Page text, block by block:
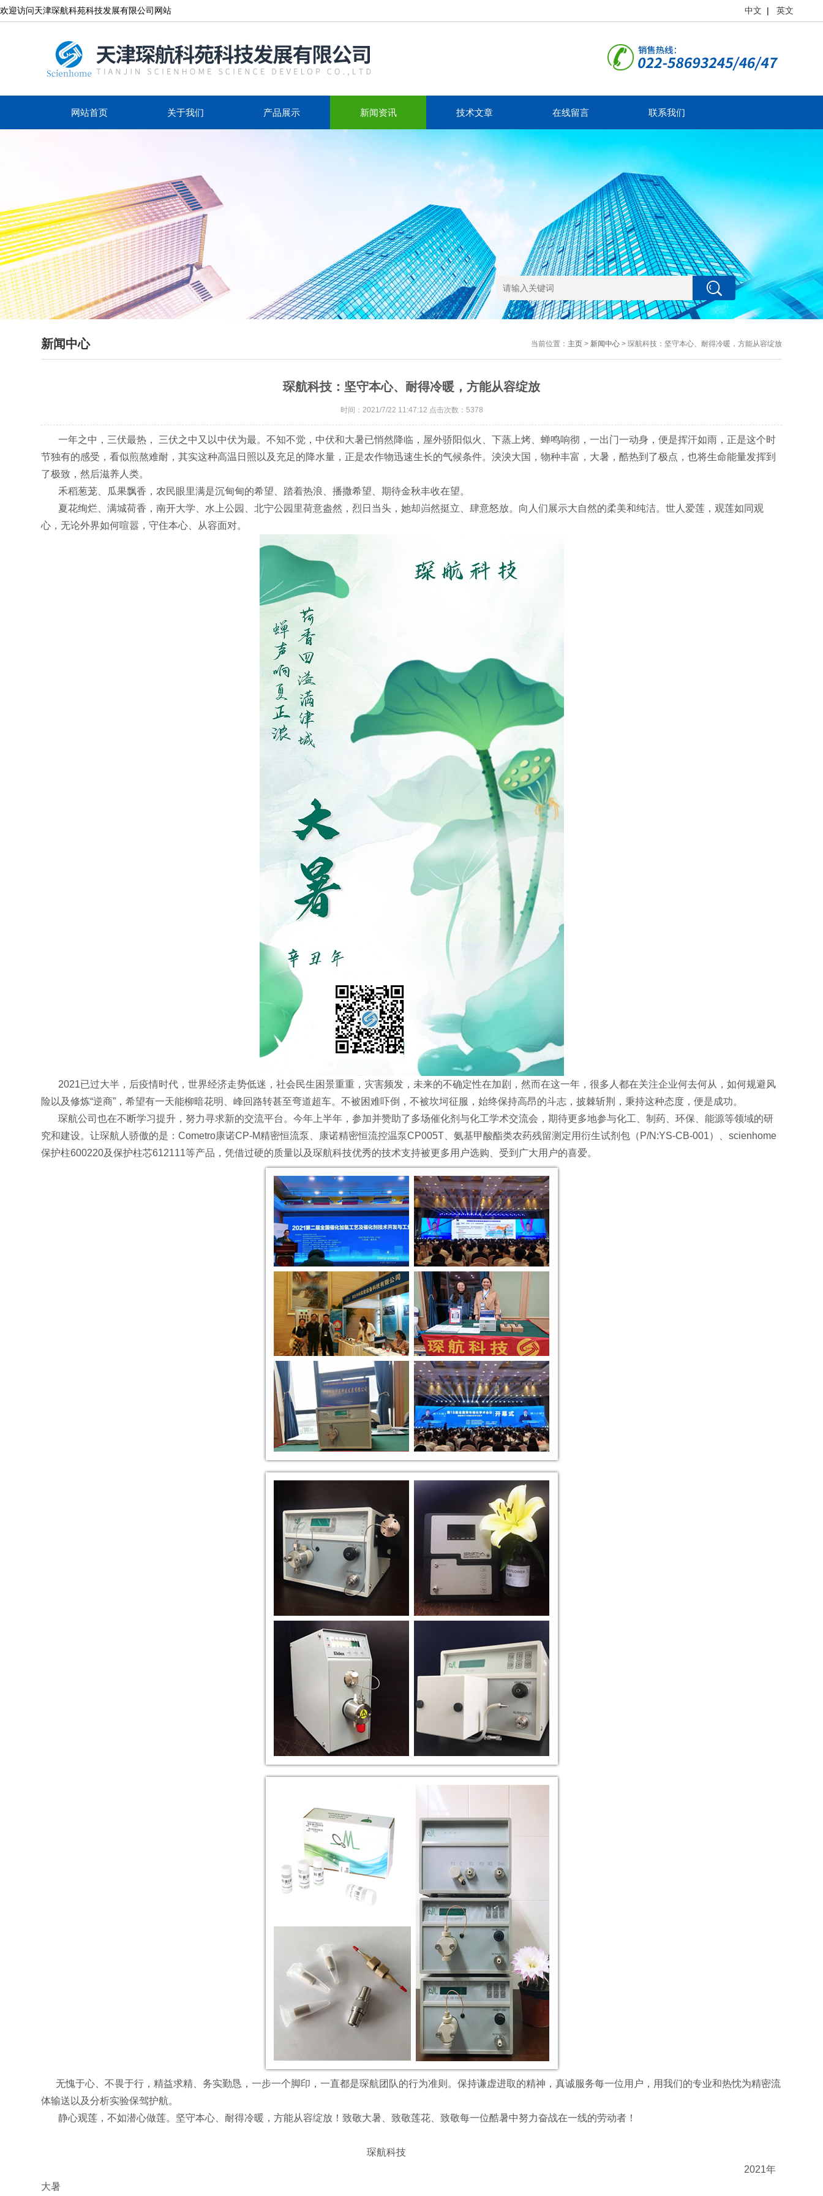
欢迎访问天津琛航科苑科技发展有限公司网站 中文 | 英文
网站首页 关于我们 产品展示 新闻资讯 技术文章 在线留言 联系我们
新闻中心 当前位置： 主页> 新闻中心> 琛航科技：坚守本心、耐得冷暖，方能从容绽放
琛航科技：坚守本心、耐得冷暖，方能从容绽放
时间：2021/7/22 11:47:12 点击次数：5378
一年之中，三伏最热， 三伏之中又以中伏为最。不知不觉，中伏和大暑已悄然降临，屋外骄阳似火、下蒸上烤、蝉鸣响彻，一出门一动身，便是挥汗如雨，正是这个时
节独有的感受，看似煎熬难耐，其实这种高温日照以及充足的降水量，正是农作物迅速生长的气候条件。泱泱大国，物种丰富，大暑，酷热到了极点，也将生命能量发挥到
了极致，然后滋养人类。
禾稻葱茏、瓜果飘香，农民眼里满是沉甸甸的希望、踏着热浪、播撒希望、期待金秋丰收在望。
夏花绚烂、满城荷香，南开大学、水上公园、北宁公园里荷意盎然，烈日当头，她却岿然挺立、肆意怒放。向人们展示大自然的柔美和纯洁。世人爱莲，观莲如同观
心，无论外界如何喧嚣，守住本心、从容面对。
2021已过大半，后疫情时代，世界经济走势低迷，社会民生困景重重，灾害频发，未来的不确定性在加剧，然而在这一年，很多人都在关注企业何去何从，如何规避风
险以及修炼“逆商”，希望有一天能柳暗花明、峰回路转甚至弯道超车。不被困难吓倒，不被坎坷征服，始终保持高昂的斗志，披棘斩荆，秉持这种态度，便是成功。
琛航公司也在不断学习提升，努力寻求新的交流平台。今年上半年，参加并赞助了多场催化剂与化工学术交流会，期待更多地参与化工、制药、环保、能源等领域的研
究和建设。让琛航人骄傲的是：Cometro康诺CP-M精密恒流泵、康诺精密恒流控温泵CP005T、氨基甲酸酯类农药残留测定用衍生试剂包（P/N:YS-CB-001）、scienhome
保护柱600220及保护柱芯612111等产品，凭借过硬的质量以及琛航科技优秀的技术支持被更多用户选购、受到广大用户的喜爱。
无愧于心、不畏于行，精益求精、务实勤恳，一步一个脚印，一直都是琛航团队的行为准则。保持谦虚进取的精神，真诚服务每一位用户，用我们的专业和热忱为精密流
体输送以及分析实验保驾护航。
静心观莲，不如潜心做莲。坚守本心、耐得冷暖，方能从容绽放！致敬大暑、致敬莲花、致敬每一位酷暑中努力奋战在一线的劳动者！
琛航科技
2021年
大暑